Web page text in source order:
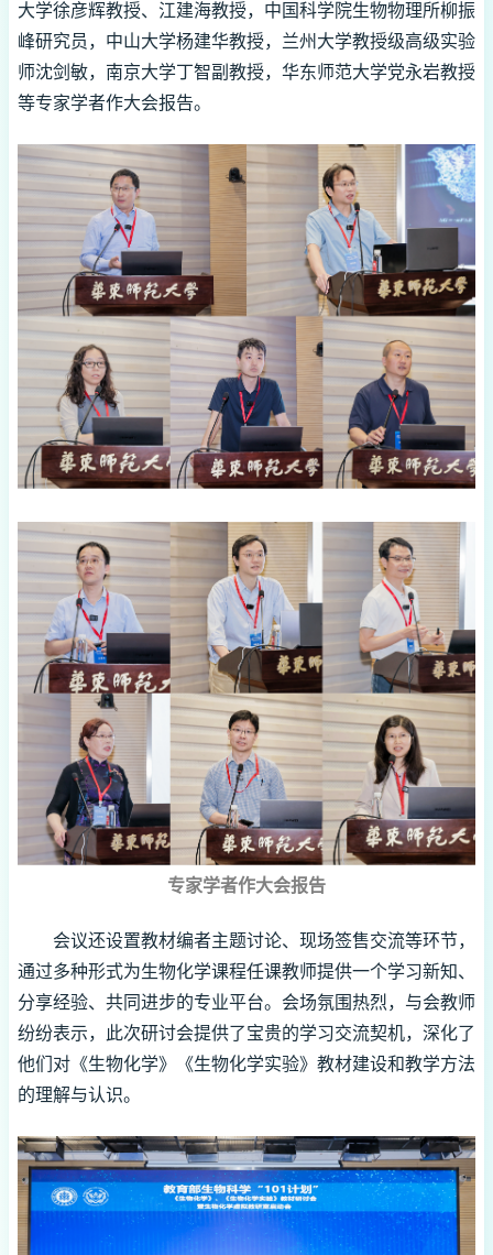
大学徐彦辉教授、江建海教授，中国科学院生物物理所柳振
峰研究员，中山大学杨建华教授，兰州大学教授级高级实验
师沈剑敏，南京大学丁智副教授，华东师范大学党永岩教授
等专家学者作大会报告。
专家学者作大会报告
会议还设置教材编者主题讨论、现场签售交流等环节，
通过多种形式为生物化学课程任课教师提供一个学习新知、
分享经验、共同进步的专业平台。会场氛围热烈，与会教师
纷纷表示，此次研讨会提供了宝贵的学习交流契机，深化了
他们对《生物化学》《生物化学实验》教材建设和教学方法
的理解与认识。